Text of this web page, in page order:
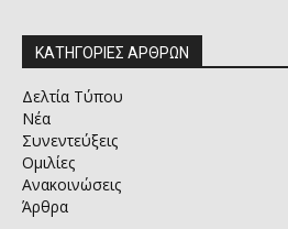
ΚΑΤΗΓΟΡΙΕΣ ΑΡΘΡΩΝ
Δελτία Τύπου
Νέα
Συνεντεύξεις
Ομιλίες
Ανακοινώσεις
Άρθρα